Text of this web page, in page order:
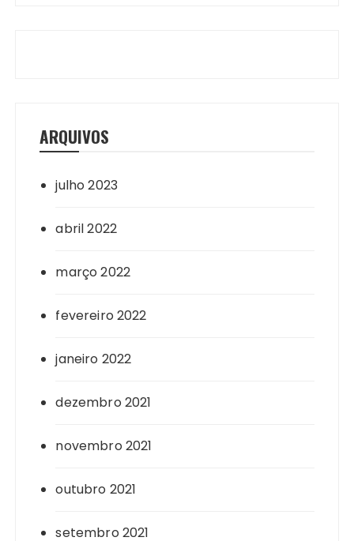
ARQUIVOS
julho 2023
abril 2022
março 2022
fevereiro 2022
janeiro 2022
dezembro 2021
novembro 2021
outubro 2021
setembro 2021